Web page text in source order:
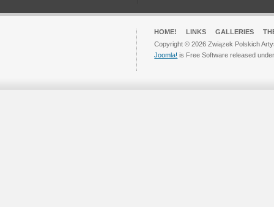
HOME! LINKS GALLERIES
Copyright © 2026 Związek Polskich
Joomla! is Free Software released